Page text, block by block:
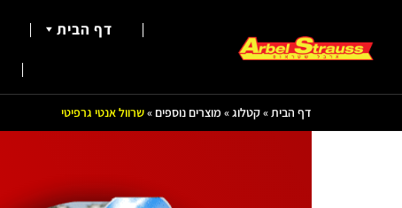
דף הבית
דף הבית»קטלוג» מוצרים נוספים»שרוול אנטי גרפיטי